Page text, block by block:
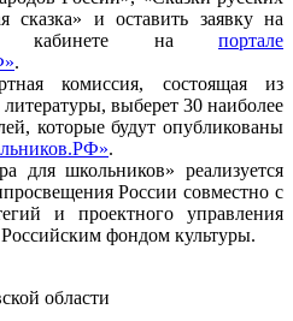
сказка» и оставить заявку на
кабинете на портале
.
комиссия, состоящая из
выберет 30 наиболее
которые будут опубликованы
.
для школьников» реализуется
России совместно с
и проектного управления
фондом культуры.
области